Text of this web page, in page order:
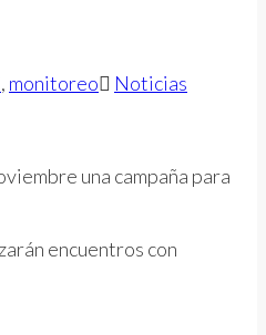
, monitoreo Noticias
una campaña para
encuentros con